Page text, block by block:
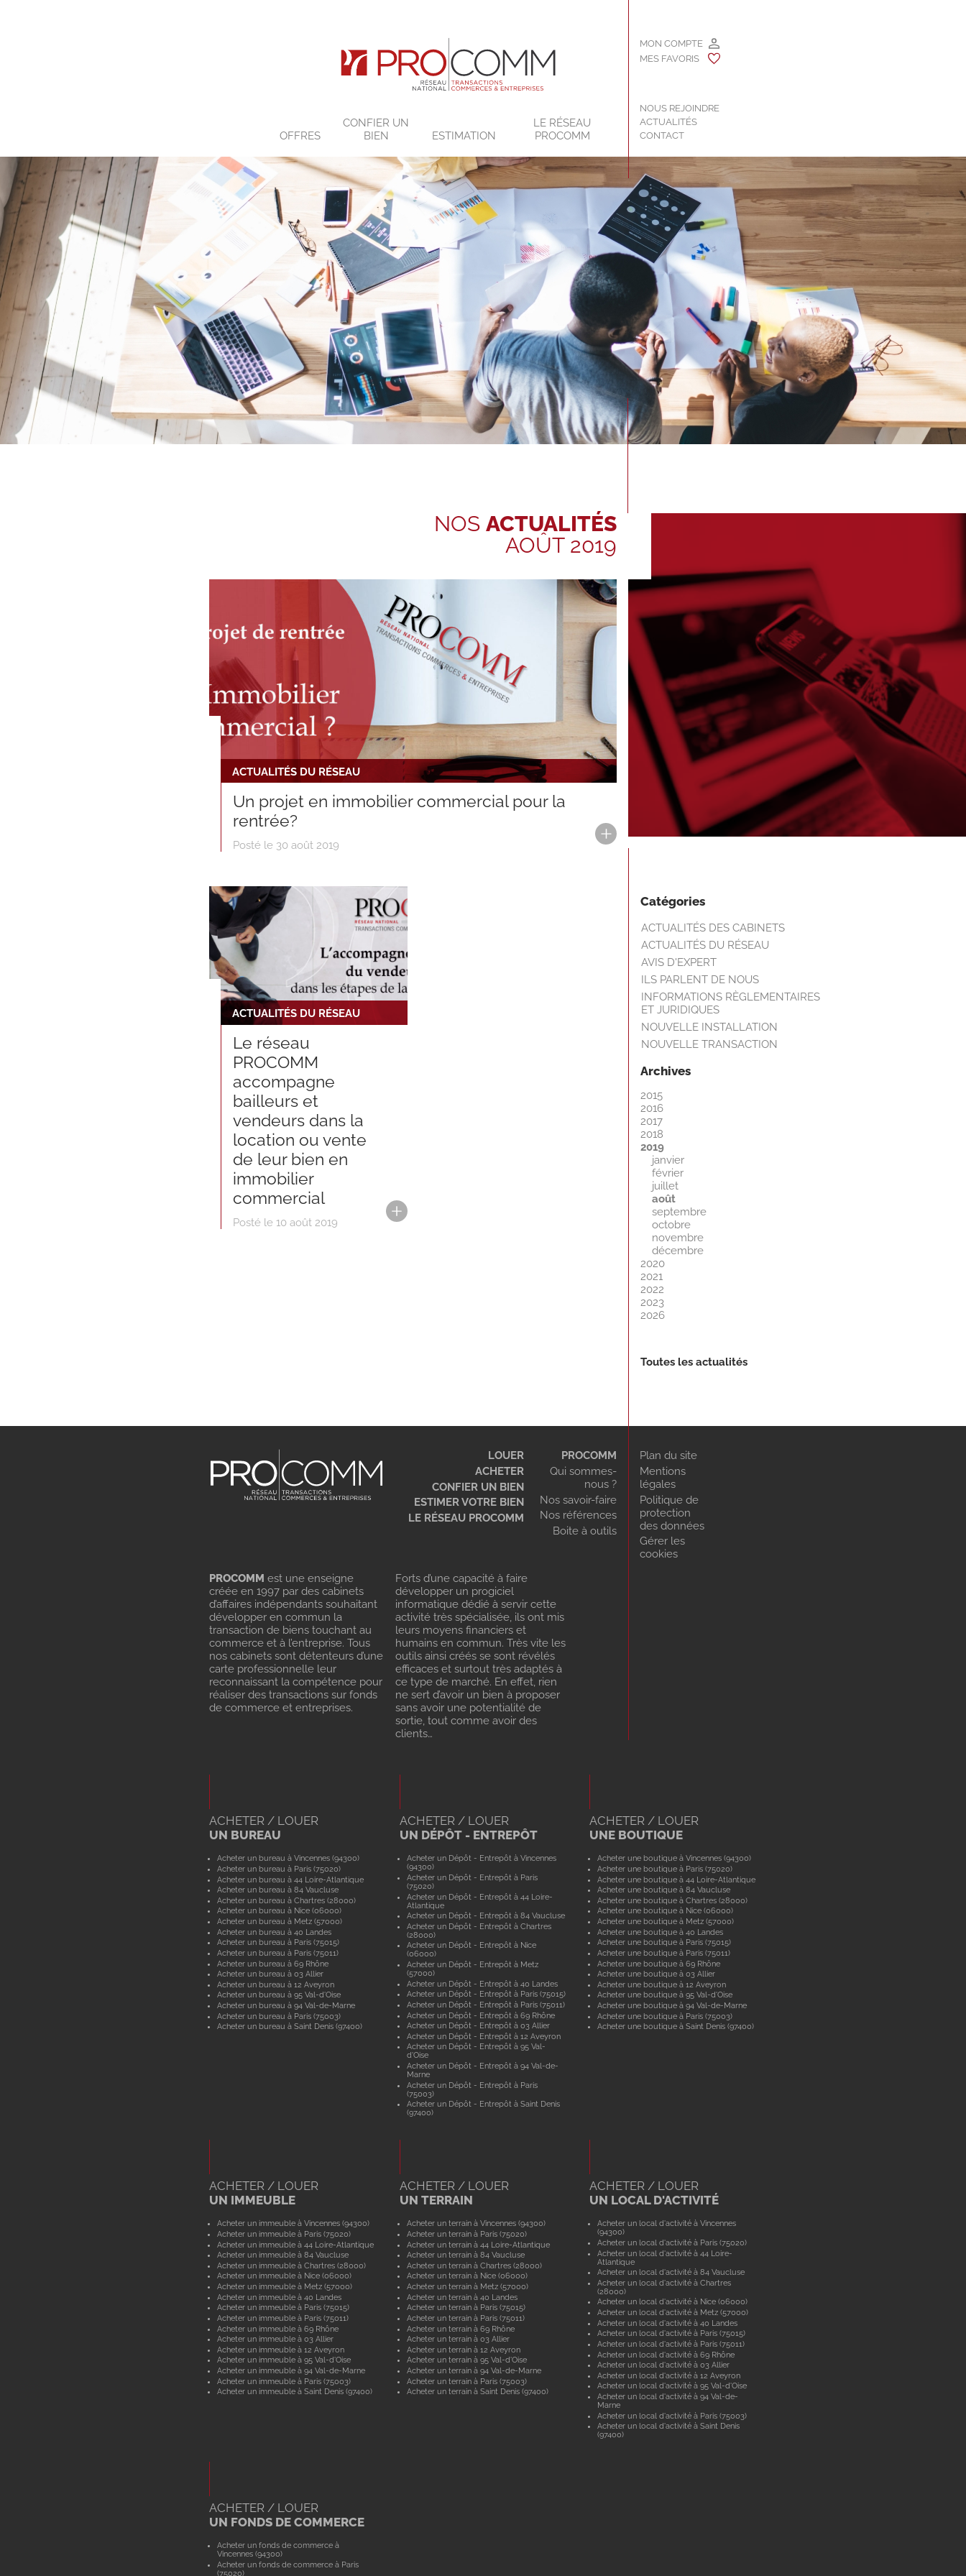
OFFRES
CONFIER UN
BIEN
ESTIMATION
LE RÉSEAU
PROCOMM
MON COMPTE
MES FAVORIS
NOUS REJOINDRE
ACTUALITÉS
CONTACT
NOSACTUALITÉS
AOÛT 2019
ACTUALITÉS DU RÉSEAU
Un projet en immobilier commercial pour la
rentrée?
Posté le 30 août 2019
ACTUALITÉS DU RÉSEAU
Le réseau
PROCOMM
accompagne
bailleurs et
vendeurs dans la
location ou vente
de leur bien en
immobilier
commercial
Posté le 10 août 2019
Catégories
ACTUALITÉS DES CABINETS
ACTUALITÉS DU RÉSEAU
AVIS D'EXPERT
ILS PARLENT DE NOUS
INFORMATIONS RÈGLEMENTAIRES
ET JURIDIQUES
NOUVELLE INSTALLATION
NOUVELLE TRANSACTION
Archives
2015
2016
2017
2018
2019
janvier
février
juillet
août
septembre
octobre
novembre
décembre
2020
2021
2022
2023
2026
Toutes les actualités
LOUER
ACHETER
CONFIER UN BIEN
ESTIMER VOTRE BIEN
LE RÉSEAU PROCOMM
PROCOMM
Qui sommes-
nous ?
Nos savoir-faire
Nos références
Boite à outils
Plan du site
Mentions
légales
Politique de
protection
des données
Gérer les
cookies
PROCOMM est une enseigne
créée en 1997 par des cabinets
d’affaires indépendants souhaitant
développer en commun la
transaction de biens touchant au
commerce et à l’entreprise. Tous
nos cabinets sont détenteurs d’une
carte professionnelle leur
reconnaissant la compétence pour
réaliser des transactions sur fonds
de commerce et entreprises.
Forts d’une capacité à faire
développer un progiciel
informatique dédié à servir cette
activité très spécialisée, ils ont mis
leurs moyens financiers et
humains en commun. Très vite les
outils ainsi créés se sont révélés
efficaces et surtout très adaptés à
ce type de marché. En effet, rien
ne sert d’avoir un bien à proposer
sans avoir une potentialité de
sortie, tout comme avoir des
clients…
ACHETER / LOUER
UN BUREAU
Acheter un bureau à Vincennes (94300)
Acheter un bureau à Paris (75020)
Acheter un bureau à 44 Loire-Atlantique
Acheter un bureau à 84 Vaucluse
Acheter un bureau à Chartres (28000)
Acheter un bureau à Nice (06000)
Acheter un bureau à Metz (57000)
Acheter un bureau à 40 Landes
Acheter un bureau à Paris (75015)
Acheter un bureau à Paris (75011)
Acheter un bureau à 69 Rhône
Acheter un bureau à 03 Allier
Acheter un bureau à 12 Aveyron
Acheter un bureau à 95 Val-d'Oise
Acheter un bureau à 94 Val-de-Marne
Acheter un bureau à Paris (75003)
Acheter un bureau à Saint Denis (97400)
ACHETER / LOUER
UN DÉPÔT - ENTREPÔT
Acheter un Dépôt - Entrepôt à Vincennes
(94300)
Acheter un Dépôt - Entrepôt à Paris
(75020)
Acheter un Dépôt - Entrepôt à 44 Loire-
Atlantique
Acheter un Dépôt - Entrepôt à 84 Vaucluse
Acheter un Dépôt - Entrepôt à Chartres
(28000)
Acheter un Dépôt - Entrepôt à Nice
(06000)
Acheter un Dépôt - Entrepôt à Metz
(57000)
Acheter un Dépôt - Entrepôt à 40 Landes
Acheter un Dépôt - Entrepôt à Paris (75015)
Acheter un Dépôt - Entrepôt à Paris (75011)
Acheter un Dépôt - Entrepôt à 69 Rhône
Acheter un Dépôt - Entrepôt à 03 Allier
Acheter un Dépôt - Entrepôt à 12 Aveyron
Acheter un Dépôt - Entrepôt à 95 Val-
d'Oise
Acheter un Dépôt - Entrepôt à 94 Val-de-
Marne
Acheter un Dépôt - Entrepôt à Paris
(75003)
Acheter un Dépôt - Entrepôt à Saint Denis
(97400)
ACHETER / LOUER
UNE BOUTIQUE
Acheter une boutique à Vincennes (94300)
Acheter une boutique à Paris (75020)
Acheter une boutique à 44 Loire-Atlantique
Acheter une boutique à 84 Vaucluse
Acheter une boutique à Chartres (28000)
Acheter une boutique à Nice (06000)
Acheter une boutique à Metz (57000)
Acheter une boutique à 40 Landes
Acheter une boutique à Paris (75015)
Acheter une boutique à Paris (75011)
Acheter une boutique à 69 Rhône
Acheter une boutique à 03 Allier
Acheter une boutique à 12 Aveyron
Acheter une boutique à 95 Val-d'Oise
Acheter une boutique à 94 Val-de-Marne
Acheter une boutique à Paris (75003)
Acheter une boutique à Saint Denis (97400)
ACHETER / LOUER
UN IMMEUBLE
Acheter un immeuble à Vincennes (94300)
Acheter un immeuble à Paris (75020)
Acheter un immeuble à 44 Loire-Atlantique
Acheter un immeuble à 84 Vaucluse
Acheter un immeuble à Chartres (28000)
Acheter un immeuble à Nice (06000)
Acheter un immeuble à Metz (57000)
Acheter un immeuble à 40 Landes
Acheter un immeuble à Paris (75015)
Acheter un immeuble à Paris (75011)
Acheter un immeuble à 69 Rhône
Acheter un immeuble à 03 Allier
Acheter un immeuble à 12 Aveyron
Acheter un immeuble à 95 Val-d'Oise
Acheter un immeuble à 94 Val-de-Marne
Acheter un immeuble à Paris (75003)
Acheter un immeuble à Saint Denis (97400)
ACHETER / LOUER
UN TERRAIN
Acheter un terrain à Vincennes (94300)
Acheter un terrain à Paris (75020)
Acheter un terrain à 44 Loire-Atlantique
Acheter un terrain à 84 Vaucluse
Acheter un terrain à Chartres (28000)
Acheter un terrain à Nice (06000)
Acheter un terrain à Metz (57000)
Acheter un terrain à 40 Landes
Acheter un terrain à Paris (75015)
Acheter un terrain à Paris (75011)
Acheter un terrain à 69 Rhône
Acheter un terrain à 03 Allier
Acheter un terrain à 12 Aveyron
Acheter un terrain à 95 Val-d'Oise
Acheter un terrain à 94 Val-de-Marne
Acheter un terrain à Paris (75003)
Acheter un terrain à Saint Denis (97400)
ACHETER / LOUER
UN LOCAL D'ACTIVITÉ
Acheter un local d'activité à Vincennes
(94300)
Acheter un local d'activité à Paris (75020)
Acheter un local d'activité à 44 Loire-
Atlantique
Acheter un local d'activité à 84 Vaucluse
Acheter un local d'activité à Chartres
(28000)
Acheter un local d'activité à Nice (06000)
Acheter un local d'activité à Metz (57000)
Acheter un local d'activité à 40 Landes
Acheter un local d'activité à Paris (75015)
Acheter un local d'activité à Paris (75011)
Acheter un local d'activité à 69 Rhône
Acheter un local d'activité à 03 Allier
Acheter un local d'activité à 12 Aveyron
Acheter un local d'activité à 95 Val-d'Oise
Acheter un local d'activité à 94 Val-de-
Marne
Acheter un local d'activité à Paris (75003)
Acheter un local d'activité à Saint Denis
(97400)
ACHETER / LOUER
UN FONDS DE COMMERCE
Acheter un fonds de commerce à
Vincennes (94300)
Acheter un fonds de commerce à Paris
(75020)